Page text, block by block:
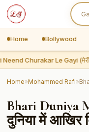
Home Bollywood
Churakar Le Gayi (मेरी
Home»Mohammed Rafi»
Bhari Duniya
दुनिया में आखिर